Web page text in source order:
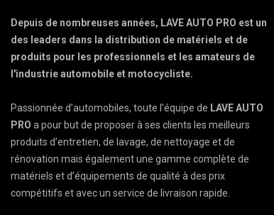
Depuis de nombreuses années, LAVE AUTO PRO est un
des leaders dans la distribution de matériels et de
produits pour les professionnels et les amateurs de
l'industrie automobile et motocycliste.
Passionnée d’automobiles, toute l’équipe de LAVE AUTO
PRO a pour but de proposer à ses clients les meilleurs
produits d’entretien, de lavage, de nettoyage et de
rénovation mais également une gamme complète de
matériels et d’équipements de qualité à des prix
compétitifs et avec un service de livraison rapide.